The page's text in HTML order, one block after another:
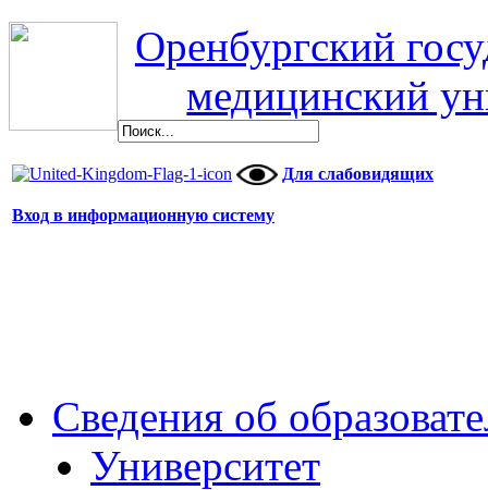
Оренбургский
медицинский
Для слабовидящих
Вход в информационную систему
Сведения об
Университет